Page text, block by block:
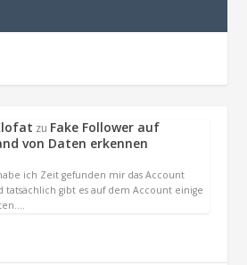
zu Fake Follower auf
von Daten erkennen
ich Zeit gefunden mir das Account
tatsächlich gibt es auf dem Account einige